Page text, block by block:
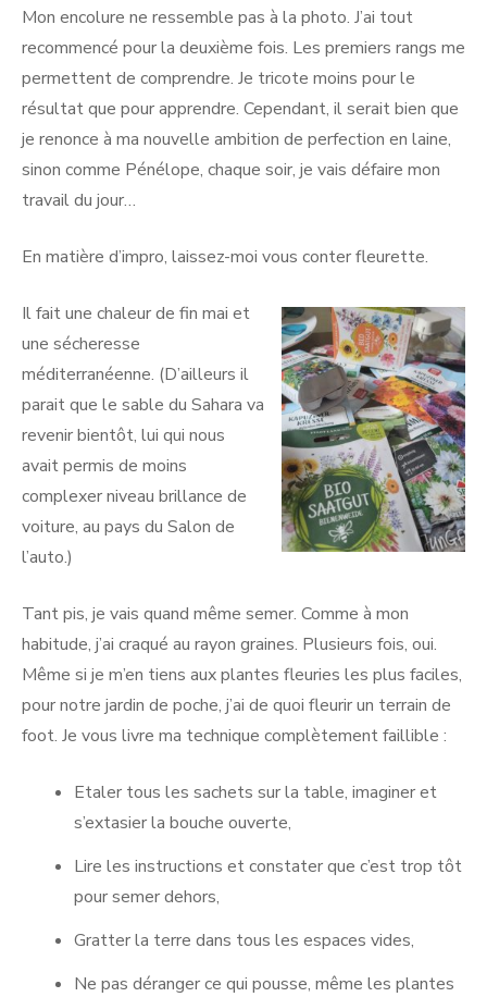
Mon encolure ne ressemble pas à la photo. J’ai tout
recommencé pour la deuxième fois. Les premiers rangs me
permettent de comprendre. Je tricote moins pour le
résultat que pour apprendre. Cependant, il serait bien que
je renonce à ma nouvelle ambition de perfection en laine,
sinon comme Pénélope, chaque soir, je vais défaire mon
travail du jour…
En matière d’impro, laissez-moi vous conter fleurette.
Il fait une chaleur de fin mai et
une sécheresse
méditerranéenne. (D’ailleurs il
parait que le sable du Sahara va
revenir bientôt, lui qui nous
avait permis de moins
complexer niveau brillance de
voiture, au pays du Salon de
l’auto.)
Tant pis, je vais quand même semer. Comme à mon
habitude, j’ai craqué au rayon graines. Plusieurs fois, oui.
Même si je m’en tiens aux plantes fleuries les plus faciles,
pour notre jardin de poche, j’ai de quoi fleurir un terrain de
foot. Je vous livre ma technique complètement faillible :
Etaler tous les sachets sur la table, imaginer et
s’extasier la bouche ouverte,
Lire les instructions et constater que c’est trop tôt
pour semer dehors,
Gratter la terre dans tous les espaces vides,
Ne pas déranger ce qui pousse, même les plantes